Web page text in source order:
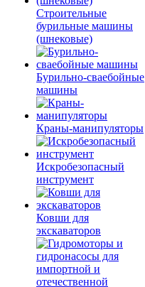
Строительные
бурильные машины
(шнековые)
Бурильно-сваебойные
машины
Краны-манипуляторы
Искробезопасный
инструмент
Ковши для
экскаваторов